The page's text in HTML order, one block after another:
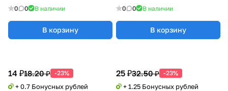
0 0 В наличии
В корзину
14 ₽18.20 ₽ -23%
+ 0.7 Бонусных рублей
25 ₽32.50 ₽ -23%
+ 1.25 Бонусных рублей
0 0 В наличии
В корзину